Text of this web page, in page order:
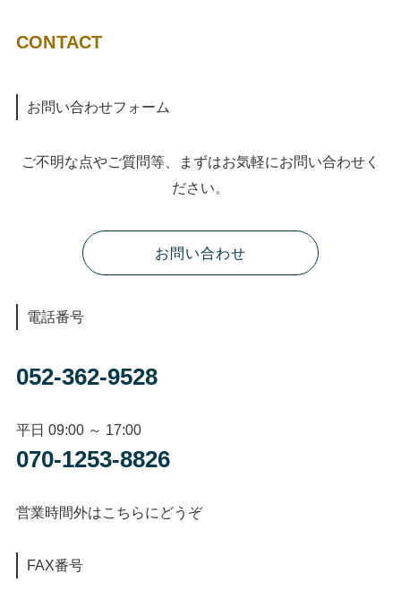
CONTACT
お問い合わせフォーム
ご不明な点やご質問等、まずはお気軽にお問い合わせく
ださい。
お問い合わせ
電話番号
052-362-9528
平日 09:00 ～ 17:00
070-1253-8826
営業時間外はこちらにどうぞ
FAX番号